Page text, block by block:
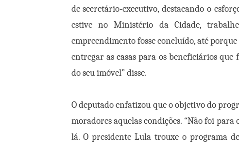
de secretário-executivo, destacando o
estive no Ministério da Cidade,
empreendimento fosse concluído, até
entregar as casas para os beneficiários
do seu imóvel” disse.
O deputado enfatizou que o objetivo do
moradores aquelas condições. “Não foi
lá. O presidente Lula trouxe o programa